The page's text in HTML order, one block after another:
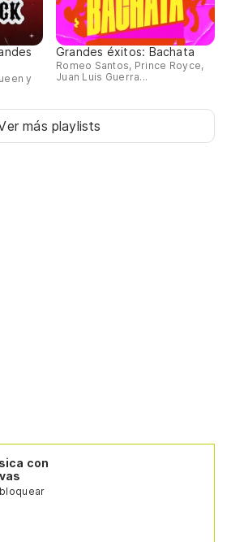
y
Grandes éxitos: Bachata
Romeo Santos, Prince Royce,
Juan Luis Guerra...
más playlists
con